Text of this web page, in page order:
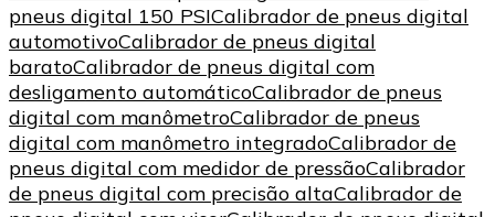
pneus digital 150 PSICalibrador de pneus digital
automotivoCalibrador de pneus digital
baratoCalibrador de pneus digital com
desligamento automáticoCalibrador de pneus
digital com manômetroCalibrador de pneus
digital com manômetro integradoCalibrador de
pneus digital com medidor de pressãoCalibrador
de pneus digital com precisão altaCalibrador de